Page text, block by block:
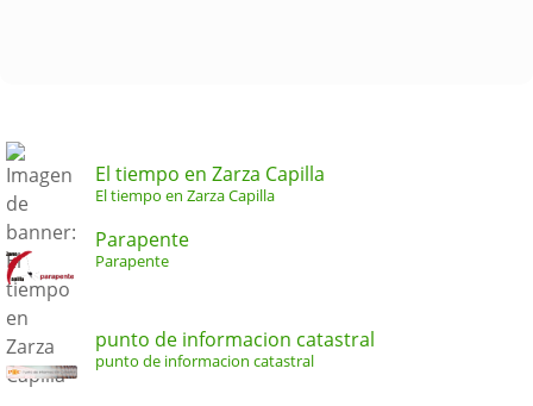
El tiempo en Zarza Capilla
El tiempo en Zarza Capilla
Parapente
Parapente
punto de informacion catastral
punto de informacion catastral